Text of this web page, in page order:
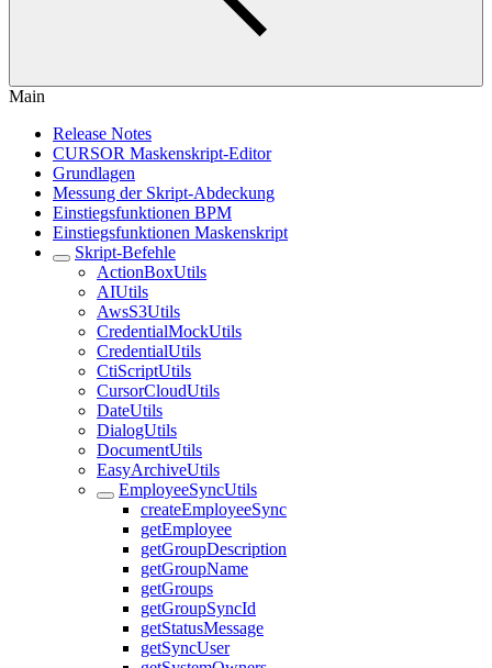
Main
Release Notes
CURSOR Maskenskript-Editor
Grundlagen
Messung der Skript-Abdeckung
Einstiegsfunktionen BPM
Einstiegsfunktionen Maskenskript
Skript-Befehle
ActionBoxUtils
AIUtils
AwsS3Utils
CredentialMockUtils
CredentialUtils
CtiScriptUtils
CursorCloudUtils
DateUtils
DialogUtils
DocumentUtils
EasyArchiveUtils
EmployeeSyncUtils
createEmployeeSync
getEmployee
getGroupDescription
getGroupName
getGroups
getGroupSyncId
getStatusMessage
getSyncUser